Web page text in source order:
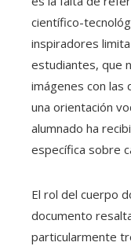
científico-
inspiradores
estudiantes, que
imágenes con las
una orientación
alumnado ha
específica sobre
El rol del cuerpo
documento
particularmente